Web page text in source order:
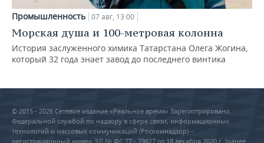
Промышленность 07 авг, 13:00
Морская душа и 100-метровая колонна
История заслуженного химика Татарстана Олега Жогина,
который 32 года знает завод до последнего винтика
© 2015 - 2026 Сетевое издание «Реальное время» Зарегистрировано
Федеральной службой по надзору в сфере связи, информационных
технологий и массовых коммуникаций (Роскомнадзор) –
регистрационный номер ЭЛ № ФС 77 - 79627 от 18 декабря 2020 г. (ранее